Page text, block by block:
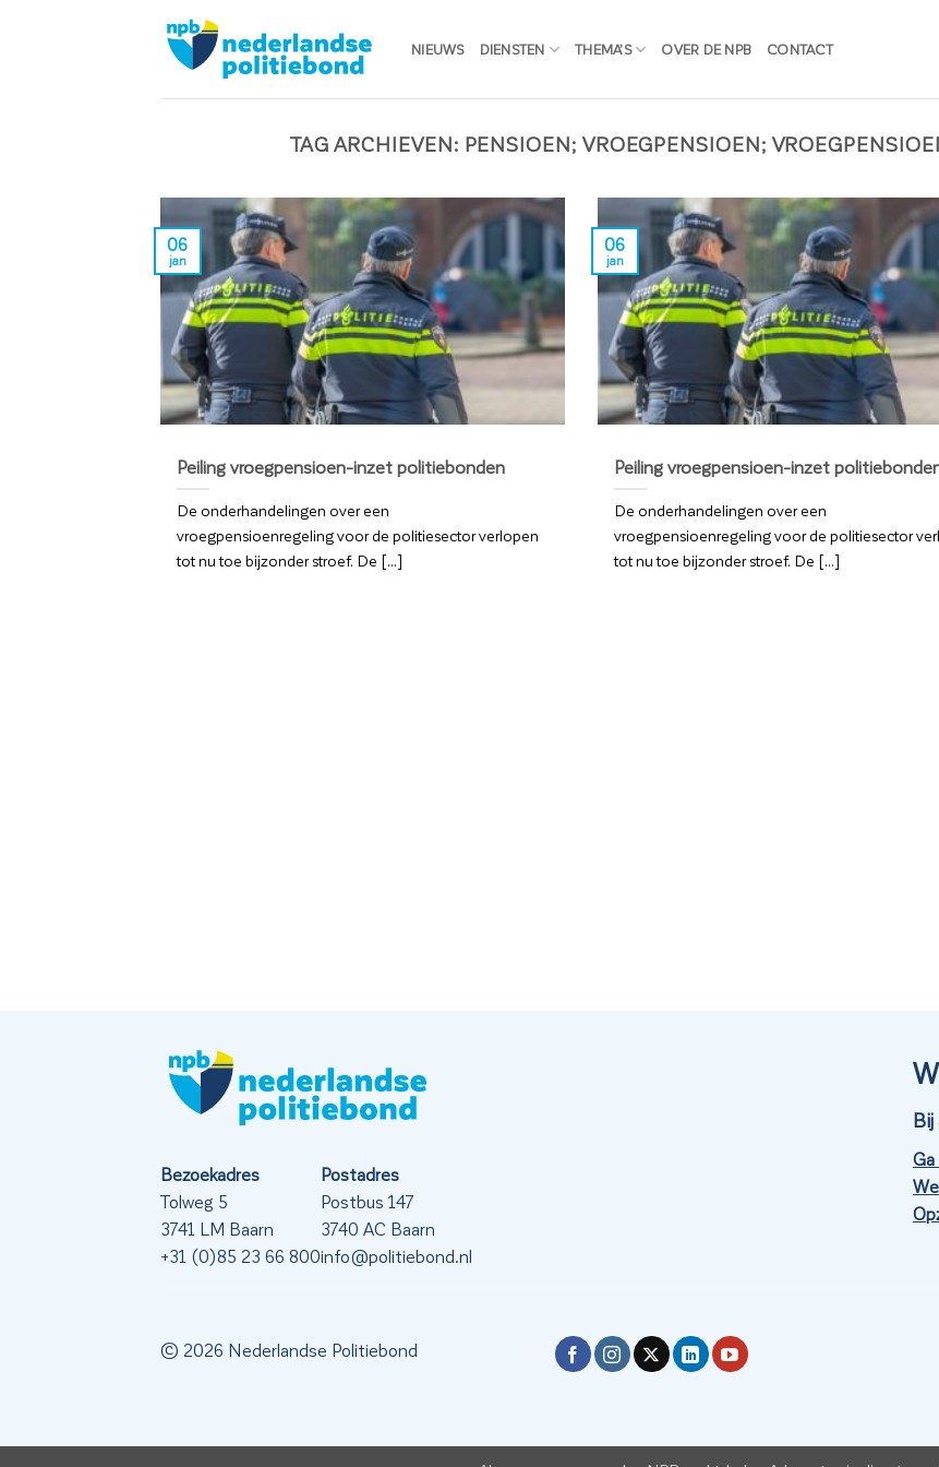
NIEUWS DIENSTEN THEMA’S OVER DE NPB CONTACT
TAG ARCHIEVEN: PENSIOEN; VROEGPENSIOEN;
Peiling vroegpensioen-inzet politiebonden
De onderhandelingen over een
vroegpensioenregeling voor de politiesector verlopen
tot nu toe bijzonder stroef. De [...]
06
jan
Peiling vroegpensioen-inzet
De onderhandelingen over een
vroegpensioenregeling voor de politiesector
tot nu toe bijzonder stroef. De [...]
06
jan
Bezoekadres
Tolweg 5
3741 LM Baarn
+31 (0)85 23 66 800
Postadres
Postbus 147
3740 AC Baarn
info@politiebond.nl
Bij
© 2026 Nederlandse Politiebond